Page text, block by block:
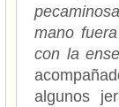
mano
con la
algunos